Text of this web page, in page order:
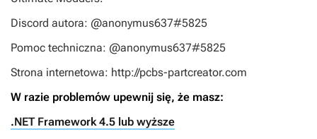
Discord autora: @anonymus637#5825
Pomoc techniczna: @anonymus637#5825
Strona internetowa: http://pcbs-partcreator.com
W razie problemów upewnij się, że masz:
.NET Framework 4.5 lub wyższe